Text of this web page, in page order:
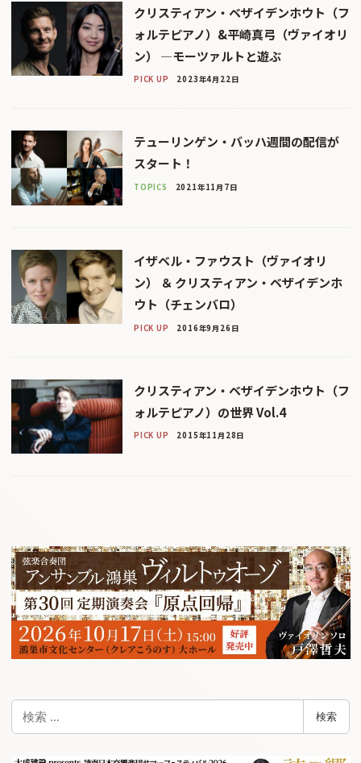
クリスティアン・ベザイデンホウト（フ
ォルテピアノ）&平崎真弓（ヴァイオリ
ン） ―モーツァルトと遊ぶ
PICK UP 2023年4月22日
テューリンゲン・バッハ週間の配信が
スタート！
TOPICS 2021年11月7日
イザベル・ファウスト（ヴァイオリ
ン） ＆ クリスティアン・ベザイデンホ
ウト（チェンバロ）
PICK UP 2016年9月26日
クリスティアン・ベザイデンホウト（フ
ォルテピアノ）の世界 Vol.4
PICK UP 2015年11月28日
検
検索